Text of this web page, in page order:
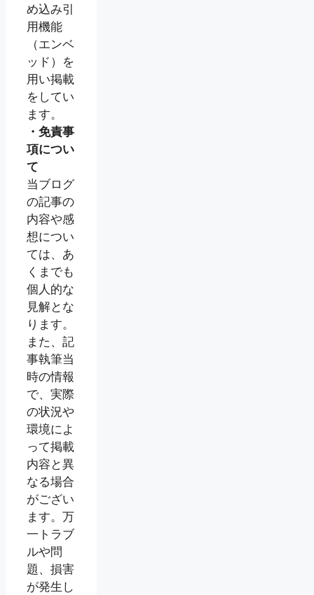
め込み引
用機能
（エンベ
ッド）を
用い掲載
をしてい
ます。
・免責事
項につい
て
当ブログ
の記事の
内容や感
想につい
ては、あ
くまでも
個人的な
見解とな
ります。
また、記
事執筆当
時の情報
で、実際
の状況や
環境によ
って掲載
内容と異
なる場合
がござい
ます。万
一トラブ
ルや問
題、損害
が発生し